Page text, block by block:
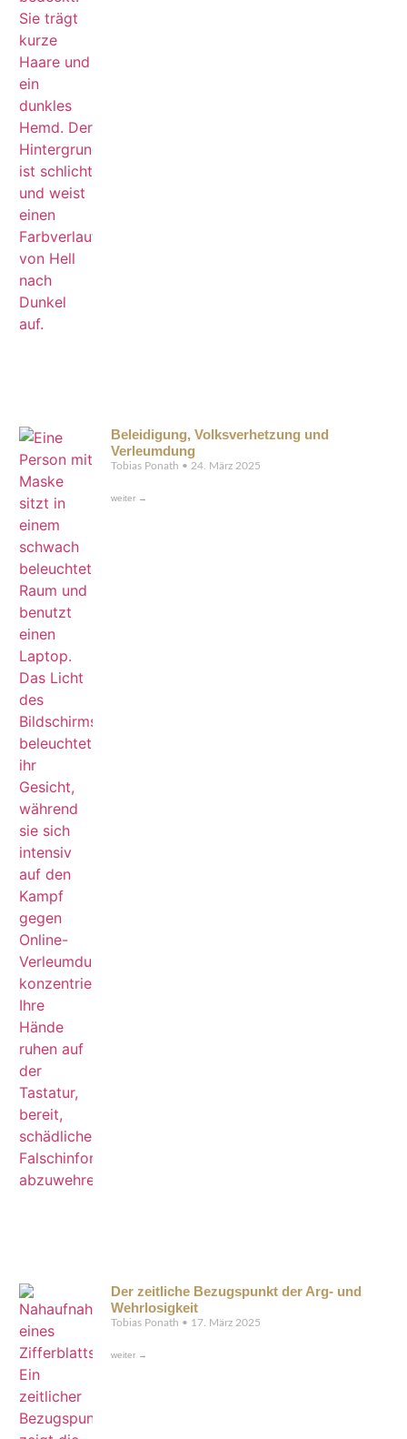
Beleidigung, Volksverhetzung und
Verleumdung
Tobias Ponath 24. März 2025
weiter →
Der zeitliche Bezugspunkt der Arg- und
Wehrlosigkeit
Tobias Ponath 17. März 2025
weiter →